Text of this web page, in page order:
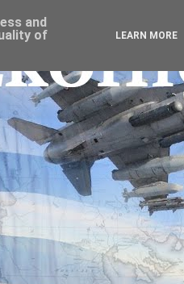
and
of
LEARN MORE